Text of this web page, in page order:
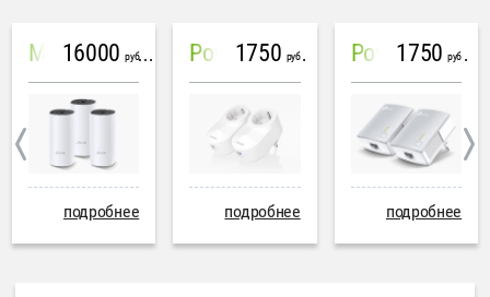
Mesh система TP-Link Deco M4 (3 устройства)
16000 руб
подробнее
PowerLine Tenda PH6
1750 руб
подробнее
PowerLine TP-Link AV600
1750 руб
подробнее